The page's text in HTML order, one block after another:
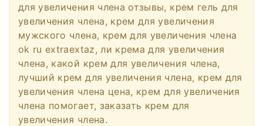
для увеличения члена отзывы, крем гель для
увеличения члена, крем для увеличения
мужского члена, крем для увеличения члена
ok ru extraextaz, ли крема для увеличения
члена, какой крем для увеличения члена,
лучший крем для увеличения члена, крем для
увеличения члена цена, крем для увеличения
члена помогает, заказать крем для
увеличения члена.